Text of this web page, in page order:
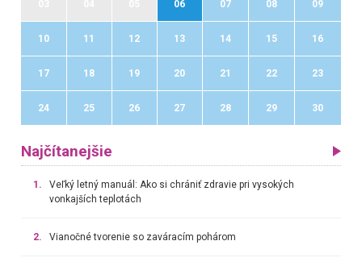
06 07 08 09
10 11 12 13 14 15 16
17 18 19 20 21 22 23
24 25 26 27 28 29 30
Najčítanejšie
1.
Veľký letný manuál: Ako si chrániť zdravie pri vysokých
vonkajších teplotách
2. Vianočné tvorenie so zaváracím pohárom